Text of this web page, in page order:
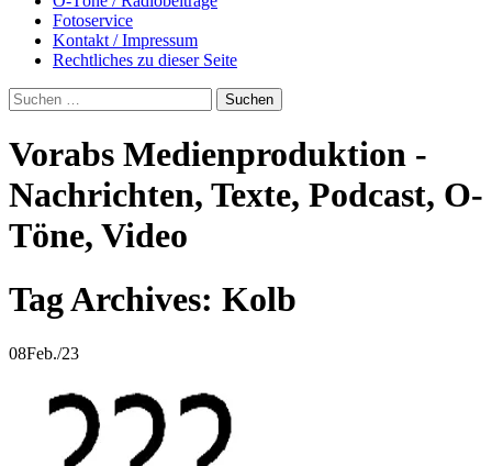
Fotoservice
Kontakt / Impressum
Rechtliches zu dieser Seite
Suchen
nach:
Vorabs Medienproduktion -
Nachrichten, Texte, Podcast, O-
Töne, Video
Tag Archives: Kolb
08Feb./23